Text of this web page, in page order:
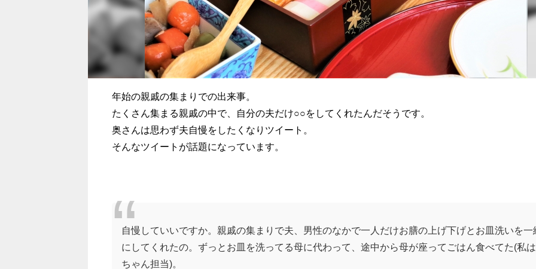
年始の親戚の集まりでの出来事。
たくさん集まる親戚の中で、自分の夫だけ○○をしてくれたんだそうです。
奥さんは思わず夫自慢をしたくなりツイート。
そんなツイートが話題になっています。
自慢していいですか。親戚の集まりで夫、男性のなかで一人だけお膳の上げ下げとお皿洗いを一
にしてくれたの。ずっとお皿を洗ってる母に代わって、途中から母が座ってごはん食べてた(私
ちゃん担当)。